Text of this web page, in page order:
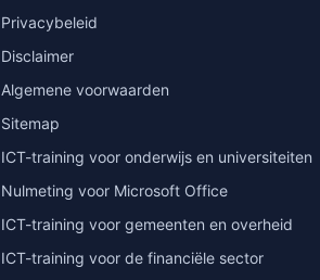
Privacybeleid
Disclaimer
Algemene voorwaarden
Sitemap
ICT-training voor onderwijs en universiteiten
Nulmeting voor Microsoft Office
ICT-training voor gemeenten en overheid
ICT-training voor de financiële sector